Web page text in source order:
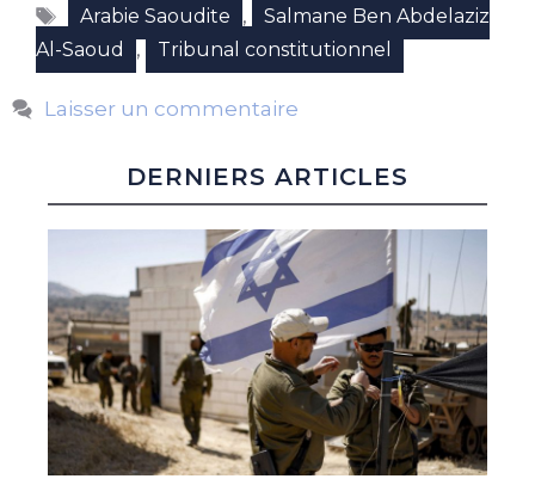
Étiquettes
Arabie Saoudite ,
Salmane Ben Abdelaziz
Al-Saoud
, Tribunal constitutionnel
Laisser un commentaire
DERNIERS ARTICLES